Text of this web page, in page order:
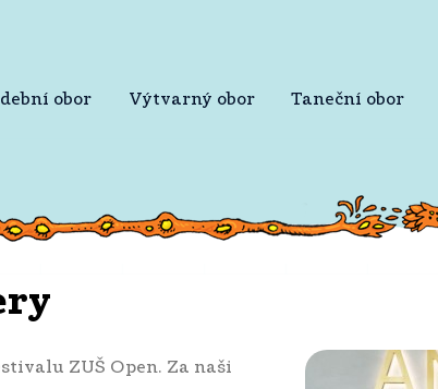
obor Výtvarný obor Taneční obor
ZUŠ Open. Za naši